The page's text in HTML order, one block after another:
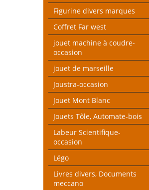
Figurine divers marques
Coffret Far west
jouet machine à coudre-
occasion
jouet de marseille
Joustra-occasion
Jouet Mont Blanc
Jouets Tôle, Automate-bois
Labeur Scientifique-
occasion
Légo
Livres divers, Documents
meccano